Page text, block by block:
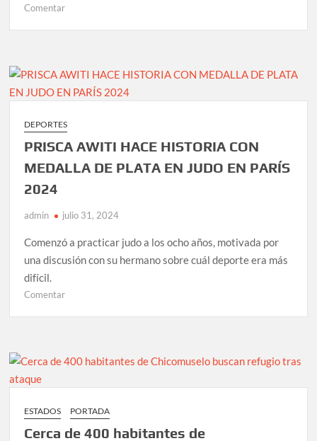
Comentaren
ES
GATO,
UNA
NIÑA;
¿HEMOS
DEPORTES
PRISCA AWITI HACE HISTORIA CON
MEDALLA DE PLATA EN JUDO EN PARÍS
2024
admin julio 31, 2024
Comenzó a practicar judo a los ocho años, motivada por
una discusión con su hermano sobre cuál deporte era más
difícil.
Comentaren
HISTORIA
MEDALLA
PLATA
EN
ESTADOS PORTADA
Cerca de 400 habitantes de